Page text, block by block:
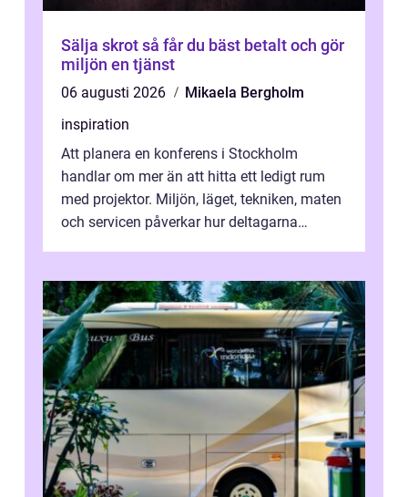
Sälja skrot så får du bäst betalt och gör
miljön en tjänst
06 augusti 2026
Mikaela Bergholm
inspiration
Att planera en konferens i Stockholm
handlar om mer än att hitta ett ledigt rum
med projektor. Miljön, läget, tekniken, maten
och servicen påverkar hur deltagarna